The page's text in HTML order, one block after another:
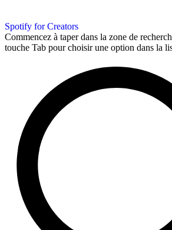
Spotify for Creators
Commencez à taper dans la zone de
touche Tab pour choisir une option dans la